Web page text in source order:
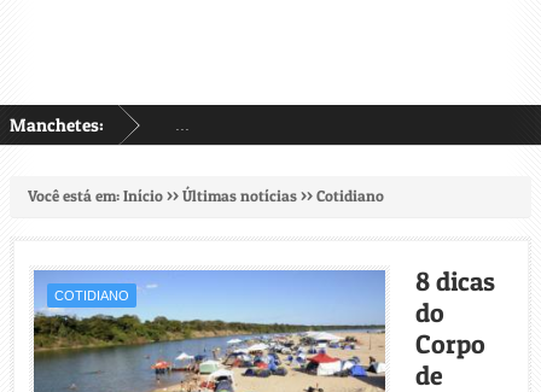
Manchetes:
Você está em:Início>>Últimas notícias>>Cotidiano
COTIDIANO
8 dicas
do
Corpo
de